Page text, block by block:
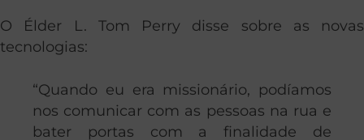
O Élder L. Tom Perry disse sobre as novas
tecnologias:
“Quando eu era missionário, podíamos
nos comunicar com as pessoas na rua e
bater portas com a finalidade de